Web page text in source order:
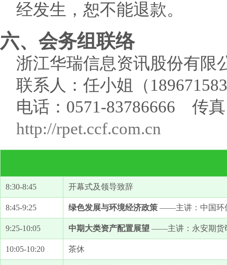
经发生，恕不能退款。
六、会务组联络
浙江华瑞信息资讯股份有限
联系人：任小姐（
电话：0571-83786666 传
http://rpet.ccf.com.cn
8:30-8:45 开幕式及领导致辞
8:45-9:25 绿色发展与环境经济政策 ——主讲：中国环
9:25-10:05 中期大类资产配置展望 ——主讲：永安期货
10:05-10:20 茶休